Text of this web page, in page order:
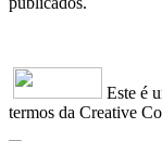
Este é
termos da Creative